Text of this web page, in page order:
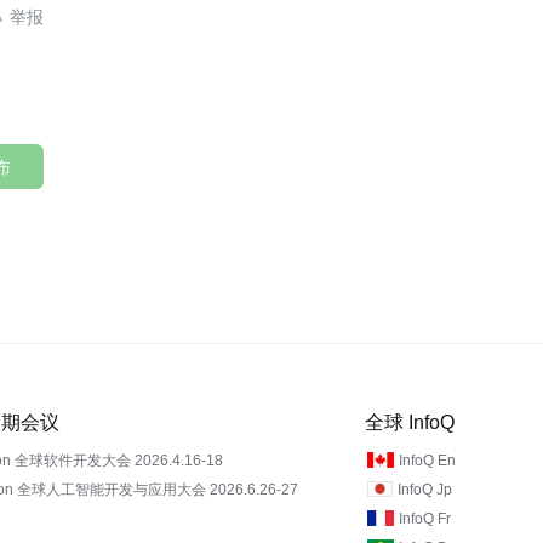
会议
全球软件开发大会 2026.4.16-18
全球人工智能开发与应用大会 2026.6.26-27
全球 InfoQ
InfoQ En
InfoQ Jp
InfoQ Fr